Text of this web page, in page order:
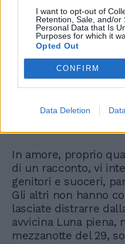
I want to opt-out of
Retention, Sale, and/or
Personal Data that Is
Purposes for which it
Opted Out
CONFIRM
Data Deletion
siamo noi che
troppo, allungate il
allungate le vostre
amore che, ingenuo,
cadere nelle braccia
In amore, proprio
di un racconto, vi
genitori e suoceri,
Gli altri non hanno
lasciate distrarre
avvicina Luna piena,
mezzanotte del 29,